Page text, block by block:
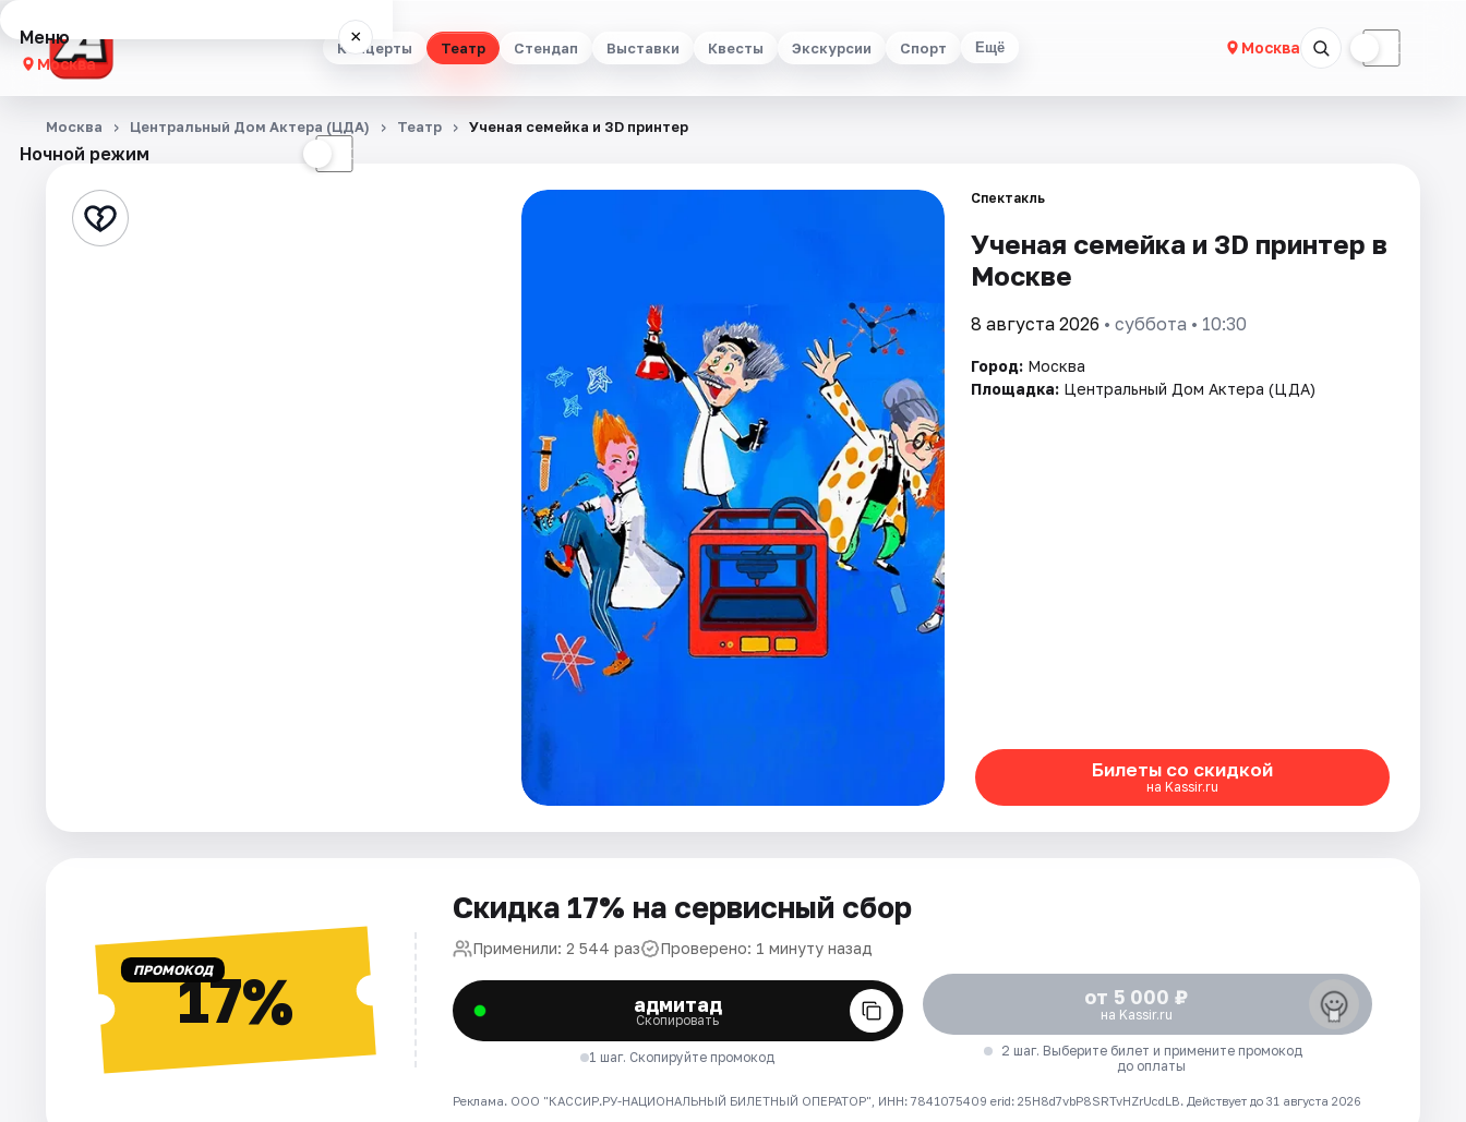
Концерты Театр Стендап Выставки Квесты Экскурсии Спорт Ещё Москва ☾
Меню ×
Москва
Концерты
Стендап
Ночной режим ☾
Москва Центральный Дом Актера (ЦДА) Театр Ученая семейка и 3D принтер
Спектакль
Ученая семейка и 3D принтер в
Москве
8 августа 2026 • суббота • 10:30
Город: Москва
Площадка: Центральный Дом Актера (ЦДА)
Билеты со скидкой
на Kassir.ru
ПРОМОКОД17%
Скидка 17% на сервисный сбор
Применили: 2 544 раз Проверено: 1 минуту назад
адмитад
Скопировать
1 шаг. Скопируйте промокод
от 5 000 ₽
на Kassir.ru
2 шаг. Выберите билет и примените промокод
до оплаты
Реклама. ООО "КАССИР.РУ-НАЦИОНАЛЬНЫЙ БИЛЕТНЫЙ ОПЕРАТОР", ИНН: 7841075409 erid: 25H8d7vbP8SRTvHZrUcdLB. Действует до 31 августа 2026